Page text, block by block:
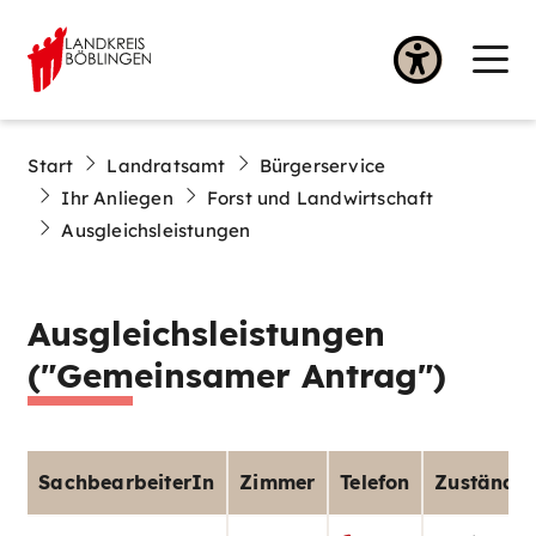
Start Landratsamt
Bürgerservice
Ihr Anliegen
Forst und Landwirtschaft
Ausgleichsleistungen
Ausgleichsleistungen
("Gemeinsamer Antrag")
SachbearbeiterIn Zimmer Telefon